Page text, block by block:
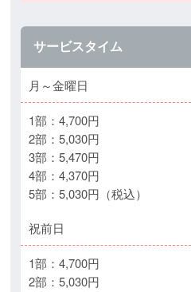
サービスタイム
月～金曜日
1部：4,700円
2部：5,030円
3部：5,470円
4部：4,370円
5部：5,030円（税込）
祝前日
1部：4,700円
2部：5,030円